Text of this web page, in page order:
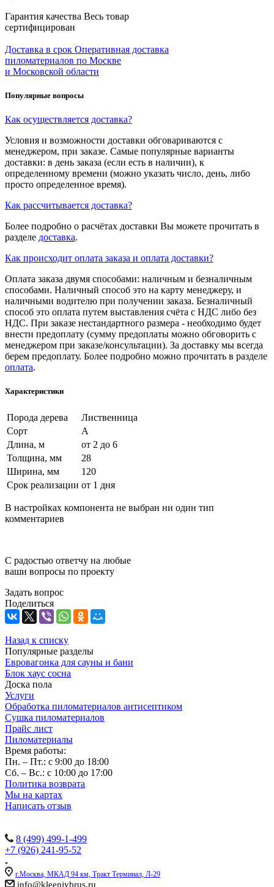
Гарантия качества Весь товар
сертифицирован
Доставка в срок Оперативная доставка
пиломатериалов по Москве
и Московской области
Популярные вопросы
Как осуществляется доставка?
Условия и возможности доставки обговариваются с
менеджером, при заказе. Самые популярные варианты
доставки: в день заказа (если есть в наличии), к
определенному времени (можно указать число, день, либо
просто определенное время).
Как рассчитывается доставка?
Более подробно о расчётах доставки Вы можете прочитать в
разделе доставка.
Как происходит оплата заказа и оплата доставки?
Оплата заказа двумя способами: наличным и безналичным
способами. Наличный способ это на карту менеджеру, и
наличными водителю при получении заказа. Безналичный
способ это оплата путем выставления счёта с НДС либо без
НДС. При заказе нестандартного размера - необходимо будет
внести предоплату (сумму предоплаты можно обговорить с
менеджером при заказе/консультации). За доставку мы всегда
берем предоплату. Более подробно можно прочитать в разделе
оплата.
Характеристики
Порода дерева
Лиственница
Сорт
А
Длина, м
от 2 до 6
Толщина, мм
28
Ширина, мм
120
Срок реализации от 1 дня
В настройках компонента не выбран ни один тип
комментариев
С радостью ответчу на любые
ваши вопросы по проекту
Задать вопрос
Поделиться
Назад к списку
Популярные разделы
Евровагонка для сауны и бани
Блок хаус сосна
Доска пола
Услуги
Обработка пиломатериалов антисептиком
Сушка пиломатериалов
Прайс лист
Пиломатериалы
Время работы:
Пн. – Пт.: с 9:00 до 18:00
Сб. – Вс.: с 10:00 до 17:00
Политика возврата
Мы на картах
Написать отзыв
8 (499) 499-1-499
+7 (926) 241-95-52
г.Москва, МКАД 94 км, Тракт Терминал, Л-29
info@kleeniybrus.ru